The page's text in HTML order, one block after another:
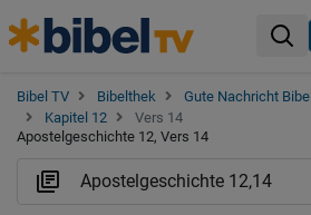
Bibel TV Bibelthek Gute Nachricht Bibel
Kapitel 12
Vers 14
Apostelgeschichte 12, Vers 14